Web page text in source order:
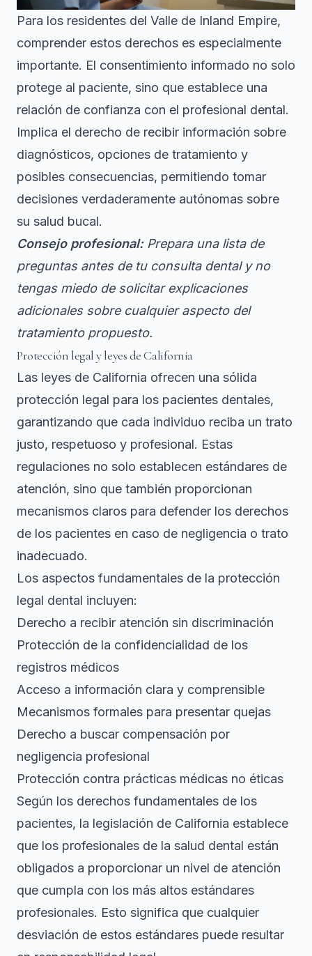
Para los residentes del Valle de Inland Empire,
comprender estos derechos es especialmente
importante. El consentimiento informado no solo
protege al paciente, sino que establece una
relación de confianza con el profesional dental.
Implica el derecho de recibir información sobre
diagnósticos, opciones de tratamiento y
posibles consecuencias, permitiendo tomar
decisiones verdaderamente autónomas sobre
su salud bucal.
Consejo profesional: Prepara una lista de
preguntas antes de tu consulta dental y no
tengas miedo de solicitar explicaciones
adicionales sobre cualquier aspecto del
tratamiento propuesto.
Protección legal y leyes de California
Las leyes de California ofrecen una sólida
protección legal para los pacientes dentales,
garantizando que cada individuo reciba un trato
justo, respetuoso y profesional. Estas
regulaciones no solo establecen estándares de
atención, sino que también proporcionan
mecanismos claros para defender los derechos
de los pacientes en caso de negligencia o trato
inadecuado.
Los aspectos fundamentales de la protección
legal dental incluyen:
Derecho a recibir atención sin discriminación
Protección de la confidencialidad de los
registros médicos
Acceso a información clara y comprensible
Mecanismos formales para presentar quejas
Derecho a buscar compensación por
negligencia profesional
Protección contra prácticas médicas no éticas
Según los derechos fundamentales de los
pacientes, la legislación de California establece
que los profesionales de la salud dental están
obligados a proporcionar un nivel de atención
que cumpla con los más altos estándares
profesionales. Esto significa que cualquier
desviación de estos estándares puede resultar